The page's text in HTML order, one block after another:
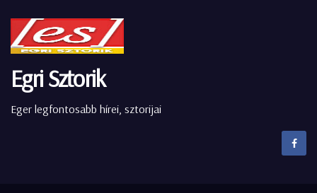
Egri Sztorik
Eger legfontosabb hírei, sztorijai